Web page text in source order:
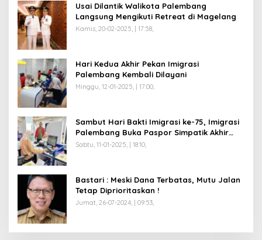
Usai Dilantik Walikota Palembang
Langsung Mengikuti Retreat di Magelang
Kamis, 20-02-2025, | 17:58,
Hari Kedua Akhir Pekan Imigrasi
Palembang Kembali Dilayani
Minggu, 12-01-2025, | 17:00,
Sambut Hari Bakti Imigrasi ke-75, Imigrasi
Palembang Buka Paspor Simpatik Akhir
Pekan
Sabtu, 11-01-2025, | 18:10,
Bastari : Meski Dana Terbatas, Mutu Jalan
Tetap Diprioritaskan !
Jumat, 26-07-2024, | 09:53,